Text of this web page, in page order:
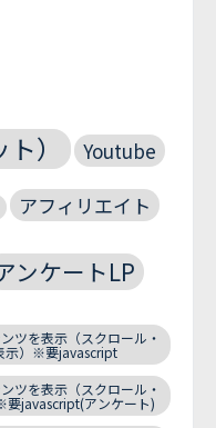
）
Youtube
アフィリエイト
ンケートLP
ツを表示（スクロール・
示）※要javascript
ツを表示（スクロール・
javascript(アンケート)